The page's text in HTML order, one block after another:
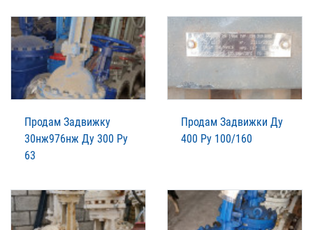
Продам Задвижку
30нж976нж Ду 300 Ру
63
Продам Задвижки Ду
400 Ру 100/160